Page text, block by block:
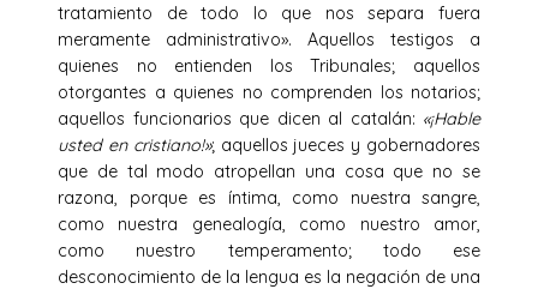
tratamiento de todo lo que nos separa fuera
meramente administrativo». Aquellos testigos a
quienes no entienden los Tribunales; aquellos
otorgantes a quienes no comprenden los notarios;
aquellos funcionarios que dicen al catalán: «¡Hable
usted en cristiano!»; aquellos jueces y gobernadores
que de tal modo atropellan una cosa que no se
razona, porque es íntima, como nuestra sangre,
como nuestra genealogía, como nuestro amor,
como nuestro temperamento; todo ese
desconocimiento de la lengua es la negación de una